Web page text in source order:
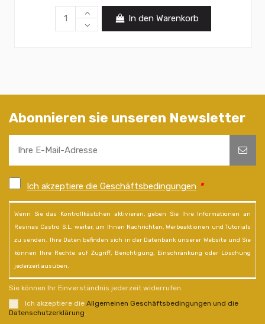
In den Warenkorb
Abonnieren sie unseren Newsletter
Ich akzeptiere die Geschäftsbedingungen *
Wenn Sie das Kontrollkästchen aktivieren, geben Sie Ihre Informationen an
Resinas Castro S.L. weiter, um Ihnen Nachrichten, Werbeaktionen und Tutorials
zu senden. Ihre Daten befinden sich in der Datenbank unserer Website und Sie
können Ihre Rechte auf Zugriff, Berichtigung, Einschränkung oder Löschung
jederzeit ausüben.
Sie können Ihr Einverständnis jederzeit widerrufen.
Ich akzeptiere die Allgemeinen Geschäftsbedingungen und die
Datenschutzerklärung